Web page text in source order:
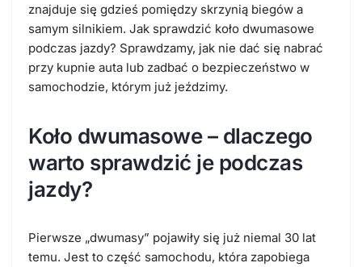
znajduje się gdzieś pomiędzy skrzynią biegów a
samym silnikiem. Jak sprawdzić koło dwumasowe
podczas jazdy? Sprawdzamy, jak nie dać się nabrać
przy kupnie auta lub zadbać o bezpieczeństwo w
samochodzie, którym już jeździmy.
Koło dwumasowe – dlaczego
warto sprawdzić je podczas
jazdy?
Pierwsze „dwumasy” pojawiły się już niemal 30 lat
temu. Jest to część samochodu, która zapobiega